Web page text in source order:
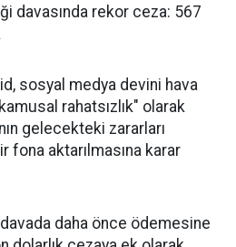
davasında rekor ceza: 567
sosyal medya devini hava
rahatsızlık" olarak
gelecekteki zararları
fona aktarılmasına karar
davada daha önce ödemesine